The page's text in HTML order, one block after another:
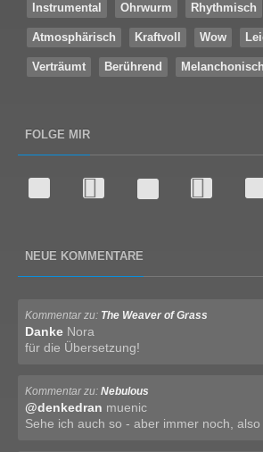
Instrumental Ohrwurm Rhythmisch
Atmosphärisch Kraftvoll Wow
Verträumt Berührend Melanchonisch
FOLGE MIR
NEUE KOMMENTARE
Kommentar zu: The Weaver of Grass
Danke Nora
für die Übersetzung!
Kommentar zu: Nebulous
@denkedran muenic
Sehe ich auch so - aber immer noch, also